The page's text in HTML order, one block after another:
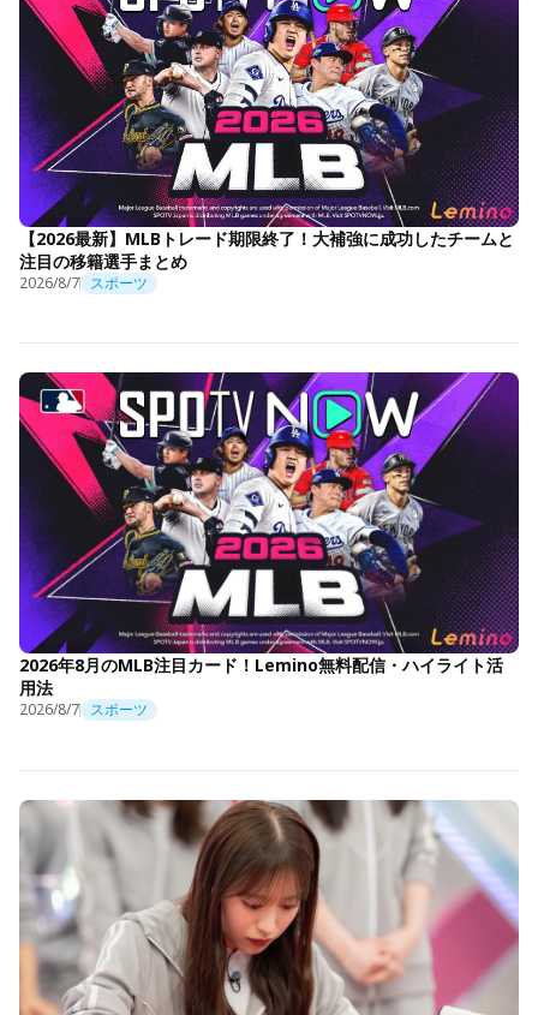
【2026最新】MLBトレード期限終了！大補強に成功したチームと
注目の移籍選手まとめ
2026/8/7 スポーツ
2026年8月のMLB注目カード！Lemino無料配信・ハイライト活
用法
2026/8/7 スポーツ